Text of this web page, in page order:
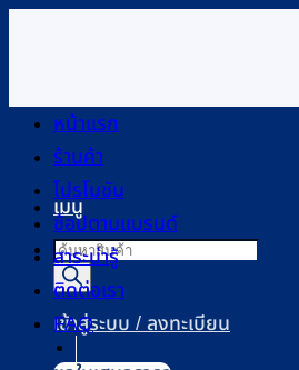
เนื้อหา
เมนู
Products
search
เข้าสู่ระบบ / ลงทะเบียน
หน้าแรก
ร้านค้า
โปรโมชัน
ช้อปตามแบรนด์
สาระน่ารู้
ติดต่อเรา
FAQ